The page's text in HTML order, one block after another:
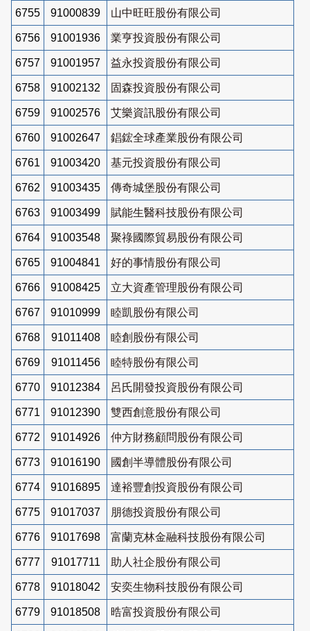
6755 91000839 山中旺旺股份有限公司
6756 91001936 業亨投資股份有限公司
6757 91001957 益永投資股份有限公司
6758 91002132 固森投資股份有限公司
6759 91002576 艾樂資訊股份有限公司
6760 91002647 錩鋐全球產業股份有限公司
6761 91003420 基元投資股份有限公司
6762 91003435 傳奇城堡股份有限公司
6763 91003499 賦能生醫科技股份有限公司
6764 91003548 聚祿國際貿易股份有限公司
6765 91004841 好的事情股份有限公司
6766 91008425 立大資產管理股份有限公司
6767 91010999 睦凱股份有限公司
6768 91011408 睦創股份有限公司
6769 91011456 睦特股份有限公司
6770 91012384 呂氏開發投資股份有限公司
6771 91012390 雙西創意股份有限公司
6772 91014926 仲方財務顧問股份有限公司
6773 91016190 國創半導體股份有限公司
6774 91016895 達裕豐創投資股份有限公司
6775 91017037 朋德投資股份有限公司
6776 91017698 富蘭克林金融科技股份有限公司
6777 91017711 助人社企股份有限公司
6778 91018042 安奕生物科技股份有限公司
6779 91018508 晧富投資股份有限公司